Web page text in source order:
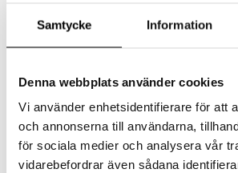
Samtycke Information
Denna webbplats använder cookies
Vi använder enhetsidentifierare för att
och annonserna till användarna,
för sociala medier och analysera vår
vidarebefordrar även sådana
Minst 18 år gammal
000 kr/mån)
Du innehar ett svenskt
BankID krävs för att styrka
Betalningsanmärkning kan